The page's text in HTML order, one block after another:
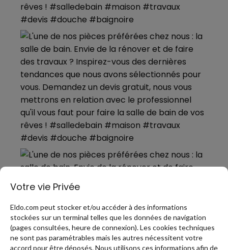
Votre vie Privée
Eldo.com peut stocker et/ou accéder à des informations
stockées sur un terminal telles que les données de navigation
(pages consultées, heure de connexion). Les cookies techniques
ne sont pas paramétrables mais les autres nécessitent votre
accord pour être déposés. Nous utilisons ces informations afin de